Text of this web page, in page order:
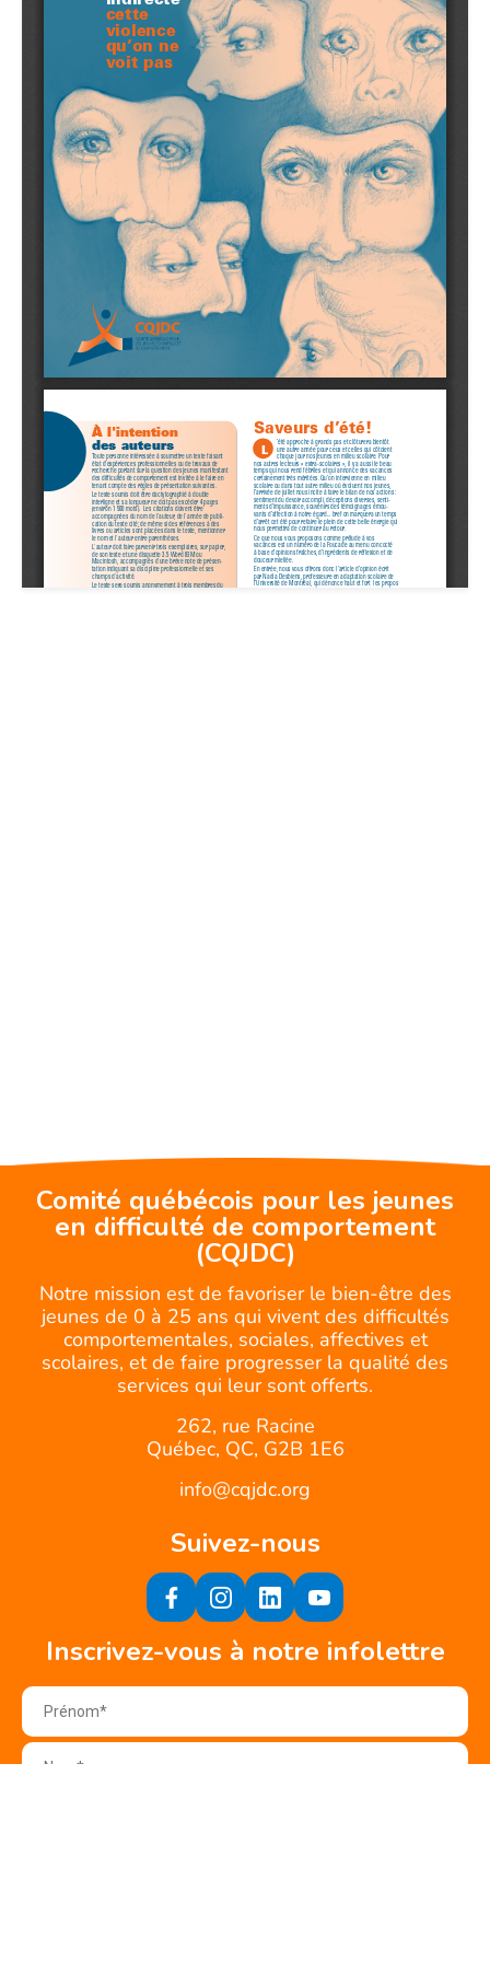
Comité québécois pour les jeunes
en difficulté de comportement
(CQJDC)
Notre mission est de favoriser le bien-être des
jeunes de 0 à 25 ans qui vivent des difficultés
comportementales, sociales, affectives et
scolaires, et de faire progresser la qualité des
services qui leur sont offerts.
262, rue Racine
Québec, QC, G2B 1E6
info@cqjdc.org
Suivez-nous
Inscrivez-vous à notre infolettre